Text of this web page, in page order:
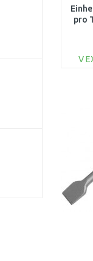
pro
V